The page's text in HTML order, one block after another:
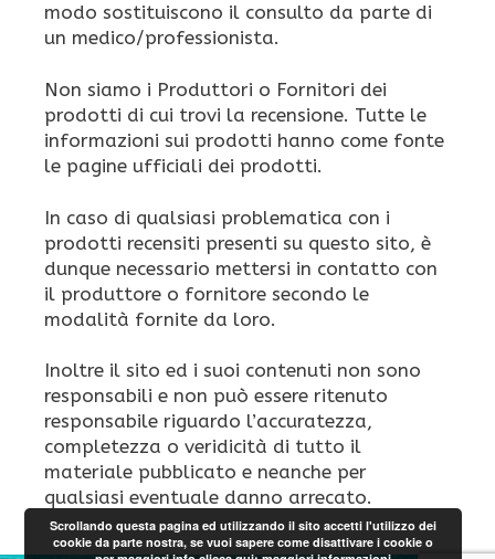
modo sostituiscono il consulto da parte di
un medico/professionista.
Non siamo i Produttori o Fornitori dei
prodotti di cui trovi la recensione. Tutte le
informazioni sui prodotti hanno come fonte
le pagine ufficiali dei prodotti.
In caso di qualsiasi problematica con i
prodotti recensiti presenti su questo sito, è
dunque necessario mettersi in contatto con
il produttore o fornitore secondo le
modalità fornite da loro.
Inoltre il sito ed i suoi contenuti non sono
responsabili e non può essere ritenuto
responsabile riguardo l’accuratezza,
completezza o veridicità di tutto il
materiale pubblicato e neanche per
qualsiasi eventuale danno arrecato.
Scrollando questa pagina ed utilizzando il sito accetti l'utilizzo dei
cookie da parte nostra, se vuoi sapere come disattivare i cookie o